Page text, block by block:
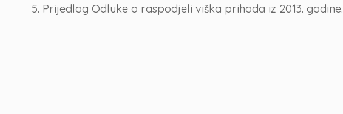
5. Prijedlog Odluke o raspodjeli viška prihoda iz 2013. godine.